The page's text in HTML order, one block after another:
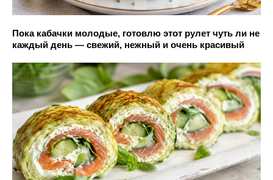
Пока кабачки молодые, готовлю этот рулет чуть ли не
каждый день — свежий, нежный и очень красивый